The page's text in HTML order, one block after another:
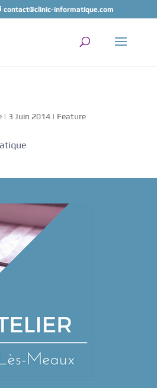
contact@clinic-informatique.com
| 3 Juin 2014| Feature